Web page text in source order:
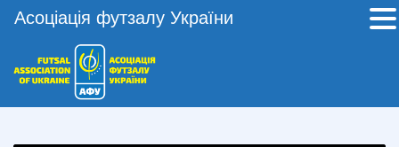
Асоціація футзалу України